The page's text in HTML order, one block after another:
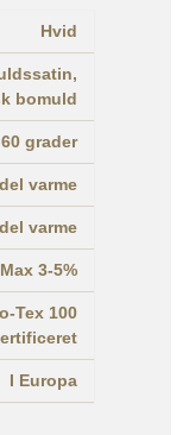
Hvid
bomuld
60 grader
varme
varme
Max 3-5%
Tex 100
I Europa